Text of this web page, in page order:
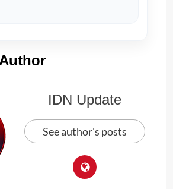
IDN Update
See author's posts